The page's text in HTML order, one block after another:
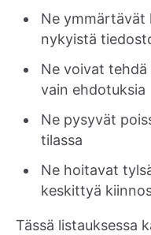
Ne ymmärtävät
nykyistä
Ne voivat
vain ehdotuksia
Ne pysyvät
tilassa
Ne hoitavat
keskittyä
Tässä listauksessa